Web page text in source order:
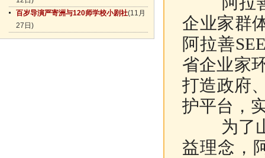
百岁导演严寄洲与120师学校小剧社(11月
27日)
企业家群
阿拉善
省企业家
打造政府
护平台，
为了山
益理念，